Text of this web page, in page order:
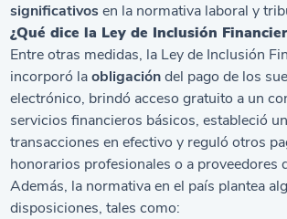
significativosen la normativa laboral y
¿Qué dice la Ley de Inclusión
Entre otras medidas, la Ley de Inclusión
incorporó laobligacióndel pago de los
electrónico, brindó acceso gratuito a un
servicios financieros básicos, estableció
transacciones en efectivo y reguló otros
honorarios profesionales o a proveedores
Además, la normativa en el país plantea
disposiciones, tales como: